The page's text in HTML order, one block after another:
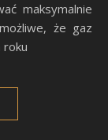
maksymalnie
że gaz
roku